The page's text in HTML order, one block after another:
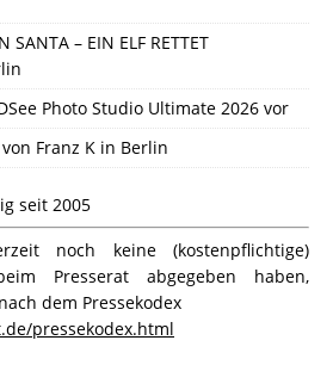
– EIN ELF RETTET
Photo Studio Ultimate 2026 vor
Franz K in Berlin
seit 2005
noch keine (kostenpflichtige)
Presserat abgegeben haben,
dem Pressekodex
pressekodex.html